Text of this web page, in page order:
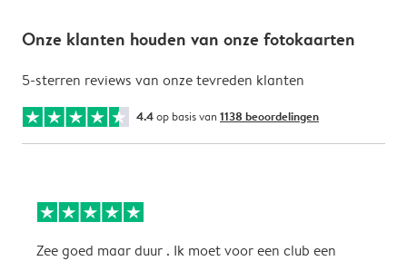
Onze klanten houden van onze fotokaarten
5-sterren reviews van onze tevreden klanten
4.4op basis van 1138 beoordelingen
Zee goed maar duur . Ik moet voor een club een